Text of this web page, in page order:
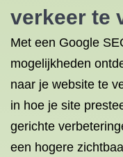
verkeer te
Met een Google
mogelijkheden
naar je website te
in hoe je site
gerichte
een hogere